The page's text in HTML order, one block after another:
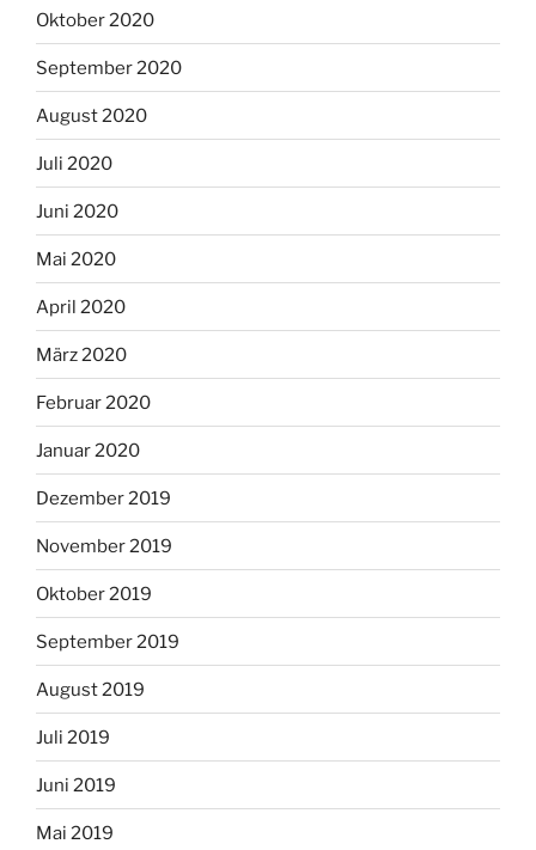
Oktober 2020
September 2020
August 2020
Juli 2020
Juni 2020
Mai 2020
April 2020
März 2020
Februar 2020
Januar 2020
Dezember 2019
November 2019
Oktober 2019
September 2019
August 2019
Juli 2019
Juni 2019
Mai 2019